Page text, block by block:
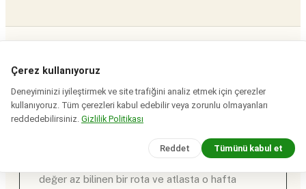
◆HAFTALIK SAHA BÜLTENI
Bir dürüst rehber. Bir rota.
değer az bilinen bir rota ve atlasta o hafta
Çerez kullanıyoruz
Deneyiminizi iyileştirmek ve site trafiğini analiz etmek için çerezler
kullanıyoruz. Tüm çerezleri kabul edebilir veya zorunlu olmayanları
reddedebilirsiniz. Gizlilik Politikası
Reddet Tümünü kabul et